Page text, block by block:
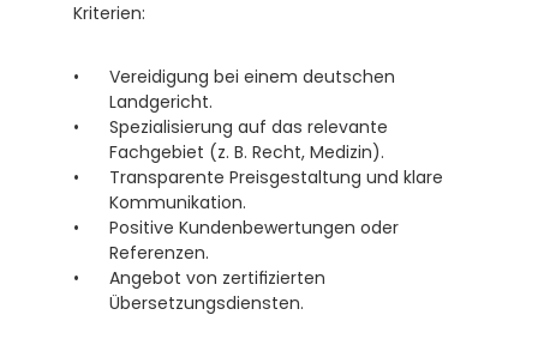
Kriterien:
Vereidigung bei einem deutschen
Landgericht.
Spezialisierung auf das relevante
Fachgebiet (z. B. Recht, Medizin).
Transparente Preisgestaltung und klare
Kommunikation.
Positive Kundenbewertungen oder
Referenzen.
Angebot von zertifizierten
Übersetzungsdiensten.